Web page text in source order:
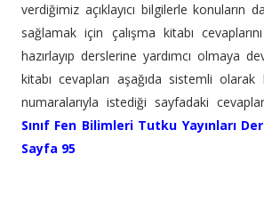
verdiğimiz açıklayıcı bilgilerle konuların
sağlamak için çalışma kitabı
hazırlayıp derslerine yardımcı olmaya
kitabı cevapları aşağıda sistemli
numaralarıyla istediği sayfadaki
Sınıf Fen Bilimleri Tutku Yayınları
Sayfa 95